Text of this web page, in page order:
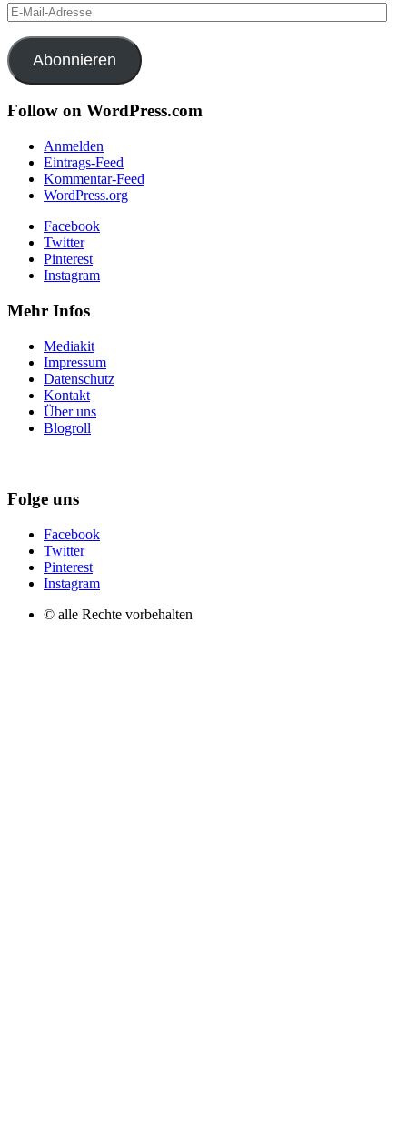
E-
Mail-
Adresse
Abonnieren
Follow on WordPress.com
Anmelden
Eintrags-Feed
Kommentar-Feed
WordPress.org
Facebook
Twitter
Pinterest
Instagram
Mehr Infos
Mediakit
Impressum
Datenschutz
Kontakt
Über uns
Blogroll
Folge uns
Facebook
Twitter
Pinterest
Instagram
© alle Rechte vorbehalten